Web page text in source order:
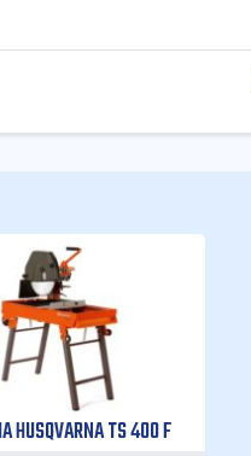
HUSQVARNA TS 400 F